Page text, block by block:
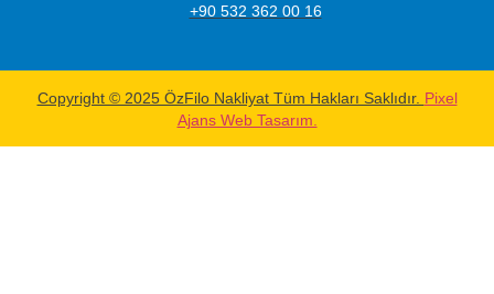
+90 532 362 00 16
Copyright © 2025 ÖzFilo Nakliyat Tüm Hakları Saklıdır. Pixel
Ajans Web Tasarım.